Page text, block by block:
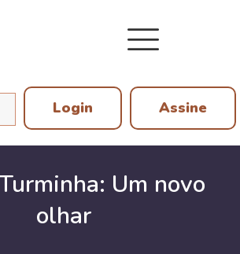
Login Assine
Um novo
olhar